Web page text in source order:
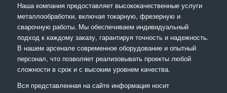
Наша компания предоставляет высококачественные услуги
металлообработки, включая токарную, фрезерную и
сварочную работы. Мы обеспечиваем индивидуальный
подход к каждому заказу, гарантируя точность и надежность.
В нашем арсенале современное оборудование и опытный
персонал, что позволяет реализовывать проекты любой
сложности в срок и с высоким уровнем качества.
Вся представленная на сайте информация носит